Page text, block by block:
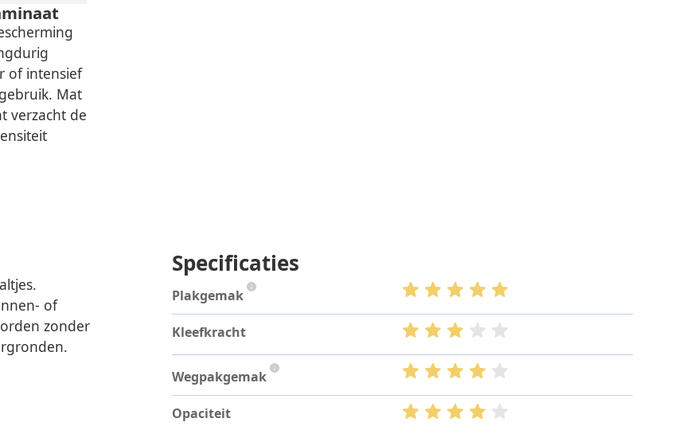
of intensief
Mat
verzacht de
of
zonder
Specificaties
Plakgemak
Kleefkracht
Wegpakgemak
Opaciteit